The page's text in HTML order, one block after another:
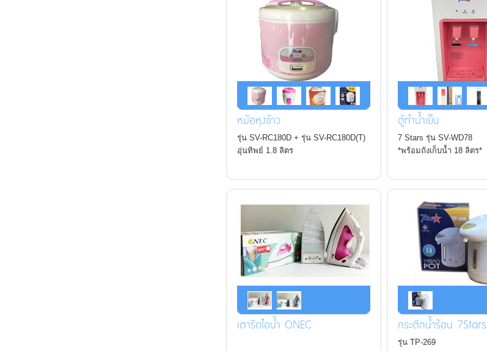
หม้อหุงข้าว
รุ่น SV-RC180D + รุ่น SV-RC180D(T)
อุ่นทิพย์ 1.8 ลิตร
ตู้ทำน้ำเย็น
7 Stars รุ่น SV-WD78
*พร้อมถังเก็บน้ำ 18 ลิตร*
เตารีดไอน้ำ ONEC กระติกน้ำร้อน 7Stars
รุ่น TP-269